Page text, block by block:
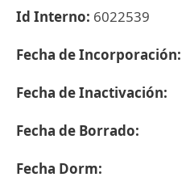
Id Interno: 6022539
Fecha de Incorporación:
Fecha de Inactivación:
Fecha de Borrado:
Fecha Dorm: